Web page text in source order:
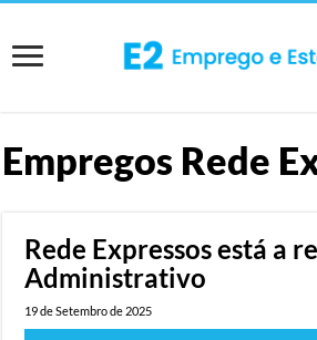
Empregos Rede
Rede Expressos está a
Administrativo
19 de Setembro de 2025